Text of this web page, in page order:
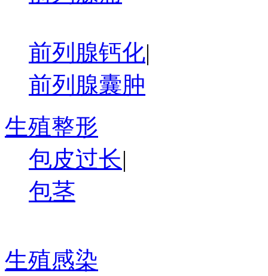
前列腺钙化|
前列腺囊肿
生殖整形
包皮过长|
包茎
生殖感染